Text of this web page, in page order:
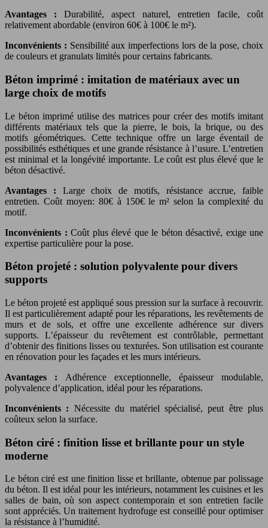
Avantages :Durabilité, aspect naturel, entretien facile, coût
relativement abordable (environ 60€ à 100€ le m²).
Inconvénients : Sensibilité aux imperfections lors de la pose, choix
de couleurs et granulats limités pour certains fabricants.
Béton imprimé : imitation de matériaux avec un
large choix de motifs
Le béton imprimé utilise des matrices pour créer des motifs imitant
différents matériaux tels que la pierre, le bois, la brique, ou des
motifs géométriques. Cette technique offre un large éventail de
possibilités esthétiques et une grande résistance à l’usure. L’entretien
est minimal et la longévité importante. Le coût est plus élevé que le
béton désactivé.
Avantages : Large choix de motifs, résistance accrue, faible
entretien. Coût moyen: 80€ à 150€ le m² selon la complexité du
motif.
Inconvénients : Coût plus élevé que le béton désactivé, exige une
expertise particulière pour la pose.
Béton projeté : solution polyvalente pour divers
supports
Le béton projeté est appliqué sous pression sur la surface à recouvrir.
Il est particulièrement adapté pour les réparations, les revêtements de
murs et de sols, et offre une excellente adhérence sur divers
supports. L’épaisseur du revêtement est contrôlable, permettant
d’obtenir des finitions lisses ou texturées. Son utilisation est courante
en rénovation pour les façades et les murs intérieurs.
Avantages : Adhérence exceptionnelle, épaisseur modulable,
polyvalence d’application, idéal pour les réparations.
Inconvénients : Nécessite du matériel spécialisé, peut être plus
coûteux selon la surface.
Béton ciré : finition lisse et brillante pour un style
moderne
Le béton ciré est une finition lisse et brillante, obtenue par polissage
du béton. Il est idéal pour les intérieurs, notamment les cuisines et les
salles de bain, où son aspect contemporain et son entretien facile
sont appréciés. Un traitement hydrofuge est conseillé pour optimiser
la résistance à l’humidité.